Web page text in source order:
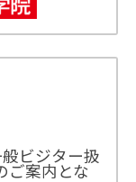
ビジター扱
ご案内とな